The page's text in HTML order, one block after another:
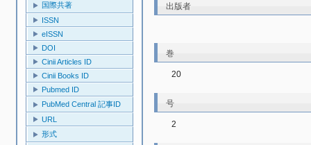
国際共著
ISSN
eISSN
DOI
Cinii Articles ID
Cinii Books ID
Pubmed ID
PubMed Central 記事ID
URL
形式
出版者
巻
20
号
2